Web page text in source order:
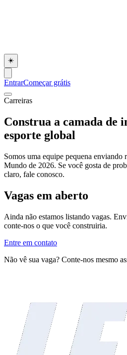
☀️
EntrarComeçar grátis
Carreiras
Construa a camada de
esporte global
Somos uma equipe pequena enviando
Mundo de 2026. Se você gosta de
claro, fale conosco.
Vagas em aberto
Ainda não estamos listando vagas.
conte-nos o que você construiria.
Entre em contato
Não vê sua vaga? Conte-nos mesmo